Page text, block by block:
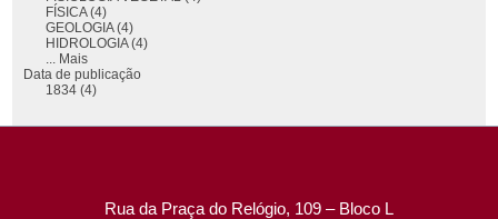
FÍSICA (4)
GEOLOGIA (4)
HIDROLOGIA (4)
... Mais
Data de publicação
1834 (4)
Rua da Praça do Relógio, 109 – Bloco L